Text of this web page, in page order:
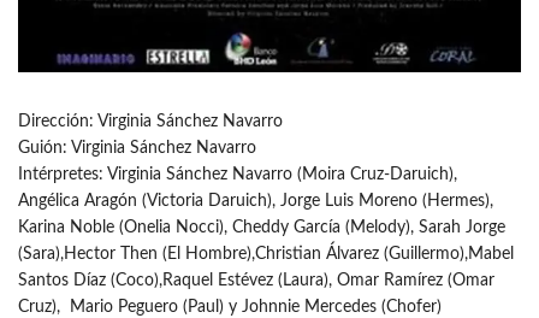
Dirección: Virginia Sánchez Navarro
Guión: Virginia Sánchez Navarro
Intérpretes: Virginia Sánchez Navarro (Moira Cruz-Daruich),
Angélica Aragón (Victoria Daruich), Jorge Luis Moreno (Hermes),
Karina Noble (Onelia Nocci), Cheddy García (Melody), Sarah Jorge
(Sara),Hector Then (El Hombre),Christian Álvarez (Guillermo),Mabel
Santos Díaz (Coco),Raquel Estévez (Laura), Omar Ramírez (Omar
Cruz), Mario Peguero (Paul) y Johnnie Mercedes (Chofer)